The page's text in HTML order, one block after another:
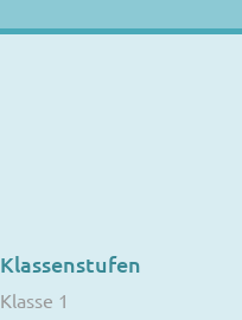
Klassenstufen
Klasse 1